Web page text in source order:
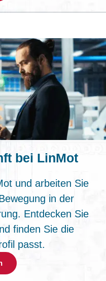
bei LinMot
und arbeiten Sie
in der
Entdecken Sie
finden Sie die
passt.